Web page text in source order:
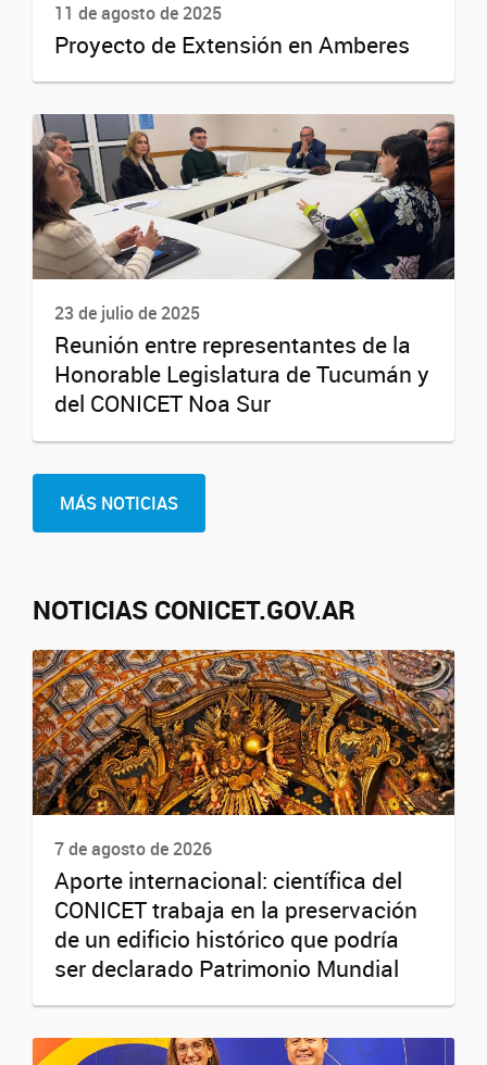
11 de agosto de 2025
Proyecto de Extensión en Amberes
23 de julio de 2025
Reunión entre representantes de la
Honorable Legislatura de Tucumán y
del CONICET Noa Sur
MÁS NOTICIAS
NOTICIAS CONICET.GOV.AR
7 de agosto de 2026
Aporte internacional: científica del
CONICET trabaja en la preservación
de un edificio histórico que podría
ser declarado Patrimonio Mundial